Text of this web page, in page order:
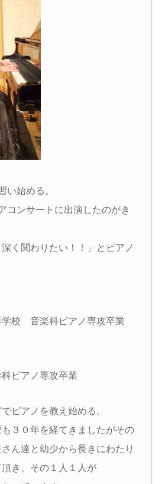
い始める。
コンサートに出演したのがき
深く関わりたい！！」とピアノ
学校 音楽科ピアノ専攻卒業
ピアノ専攻卒業
ピアノを教え始める。
３０年を経てきましたがその
ん達と幼少から長きにわたり
き、その１人１人が